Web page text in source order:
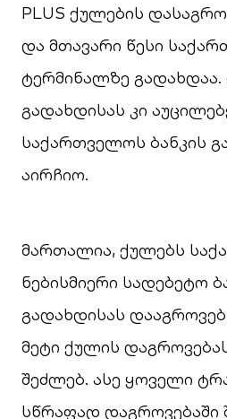
PLUS ქულების
და მთავარი წესი
ტერმინალზე
გადახდისას კი
საქართველოს ბანკის
აირჩიო.
მართალია, ქულებს
ნებისმიერი სადებეტო
გადახდისას
მეტი ქულის
შეძლებ. ასე ყოველი
სწრაფად დაგროვებაში